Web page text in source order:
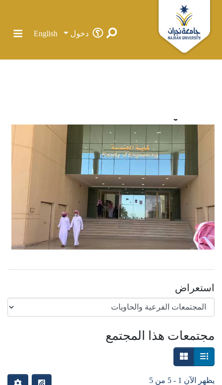
دخول English
المجتمعات والحاويات
كل دي سبيس
استعراض
مجتمعات هذا المجتمع
يظهر الآن 1 - 5 من 5